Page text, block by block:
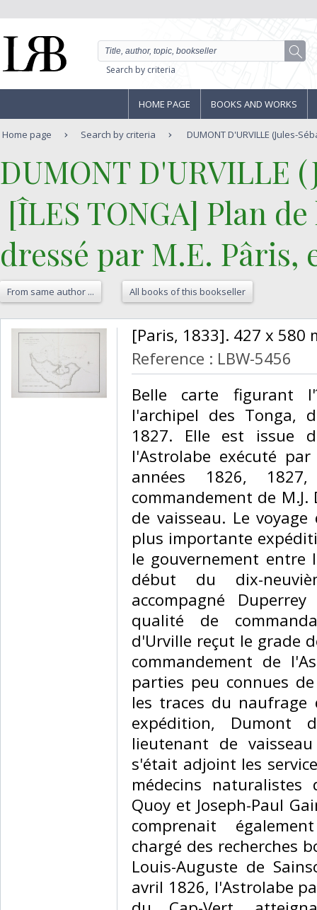
Search by criteria
HOME PAGE BOOKS AND WORKS
Home page Search by criteria DUMONT D'URVILLE (Jules-
‎DUMONT D'URVILLE
[ÎLES TONGA] Plan
dressé par M.E. Pâris,
From same author ... All books of this bookseller
‎[Paris, 1833]. 427 x 580
Reference : LBW-5456
‎Belle carte figurant
l'archipel des Tonga,
1827. Elle est issue
l'Astrolabe exécuté
années 1826,
commandement de
de vaisseau. Le
plus importante
le gouvernement
début du dix-
accompagné
qualité de
d'Urville reçut le grade
commandement de
parties peu connues
les traces du naufrage
expédition, Dumont
lieutenant de vaisseau
s'était adjoint les
médecins naturalistes
Quoy et Joseph-Paul
comprenait
chargé des recherches
Louis-Auguste de
avril 1826, l'Astrolabe